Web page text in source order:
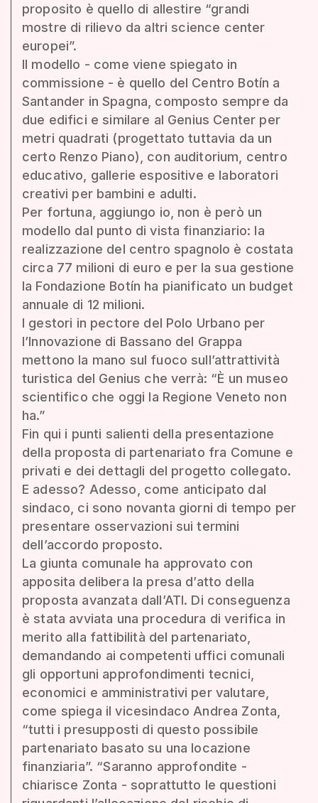
proposito è quello di allestire “grandi
mostre di rilievo da altri science center
europei”.
Il modello - come viene spiegato in
commissione - è quello del Centro Botín a
Santander in Spagna, composto sempre da
due edifici e similare al Genius Center per
metri quadrati (progettato tuttavia da un
certo Renzo Piano), con auditorium, centro
educativo, gallerie espositive e laboratori
creativi per bambini e adulti.
Per fortuna, aggiungo io, non è però un
modello dal punto di vista finanziario: la
realizzazione del centro spagnolo è costata
circa 77 milioni di euro e per la sua gestione
la Fondazione Botín ha pianificato un budget
annuale di 12 milioni.
I gestori in pectore del Polo Urbano per
l’Innovazione di Bassano del Grappa
mettono la mano sul fuoco sull’attrattività
turistica del Genius che verrà: “È un museo
scientifico che oggi la Regione Veneto non
ha.”
Fin qui i punti salienti della presentazione
della proposta di partenariato fra Comune e
privati e dei dettagli del progetto collegato.
E adesso? Adesso, come anticipato dal
sindaco, ci sono novanta giorni di tempo per
presentare osservazioni sui termini
dell’accordo proposto.
La giunta comunale ha approvato con
apposita delibera la presa d’atto della
proposta avanzata dall’ATI. Di conseguenza
è stata avviata una procedura di verifica in
merito alla fattibilità del partenariato,
demandando ai competenti uffici comunali
gli opportuni approfondimenti tecnici,
economici e amministrativi per valutare,
come spiega il vicesindaco Andrea Zonta,
“tutti i presupposti di questo possibile
partenariato basato su una locazione
finanziaria”. “Saranno approfondite -
chiarisce Zonta - soprattutto le questioni